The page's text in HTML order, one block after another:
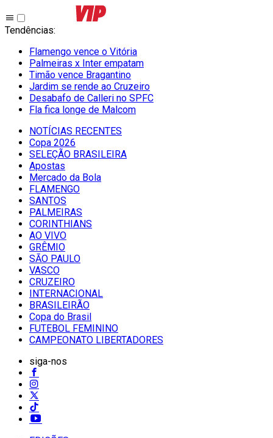
Tendências:
Flamengo vence o Vitória
Palmeiras x Inter empatam
Timão vence Bragantino
Jardim se rende ao Cruzeiro
Desabafo de Calleri no SPFC
Fla fica longe de Malcom
NOTÍCIAS RECENTES
Copa 2026
SELEÇÃO BRASILEIRA
Apostas
Mercado da Bola
FLAMENGO
SANTOS
PALMEIRAS
CORINTHIANS
AO VIVO
GRÊMIO
SĀO PAULO
VASCO
CRUZEIRO
INTERNACIONAL
BRASILEIRÃO
Copa do Brasil
FUTEBOL FEMININO
CAMPEONATO LIBERTADORES
siga-nos